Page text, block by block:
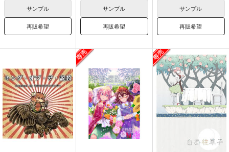
サンプル
再販希望
サンプル
再販希望
サンプル
再販希望